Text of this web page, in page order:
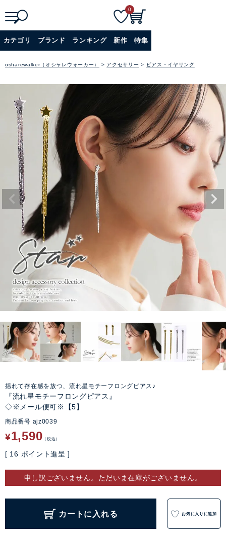
詳細検索
0
カテゴリ ブランド ランキング 新作 特集
osharewalker（オシャレウォーカー） アクセサリー ピアス・イヤリング
揺れて存在感を放つ、流れ星モチーフロングピアス♪
『流れ星モチーフロングピアス』
◇※メール便可※【5】
商品番号 ajz0039
¥1,590 税込
[ 16 ポイント進呈 ]
申し訳ございません。ただいま在庫がございません。
カートに入れる お気に入りに追加